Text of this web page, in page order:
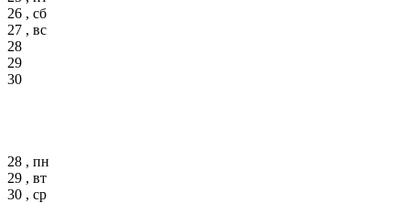
26 , сб
27 , вс
28
29
30
28 , пн
29 , вт
30 , ср